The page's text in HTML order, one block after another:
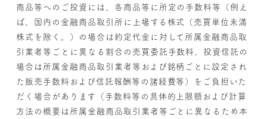
商品等へのご投資には、各商品等に所定の手数料等（例え
ば、国内の金融商品取引所に上場する株式（売買単位未満
株式を除く。）の場合は約定代金に対して所属金融商品取
引業者等ごとに異なる割合の売買委託手数料、投資信託の
場合は所属金融商品取引業者等および銘柄ごとに設定され
た販売手数料および信託報酬等の諸経費等）をご負担いた
だく場合があります（手数料等の具体的上限額および計算
方法の概要は所属金融商品取引業者等ごとに異なるため本